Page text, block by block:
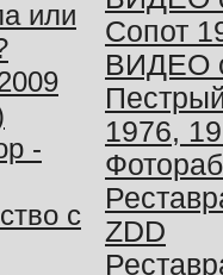
или
-
с
Сопот
ВИДЕО
1976,
ZDD